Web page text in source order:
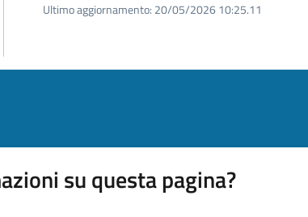
Ultimo aggiornamento: 20/05/2026 10:25.11
su questa pagina?